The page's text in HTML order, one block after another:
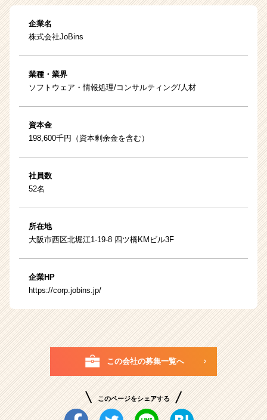
企業名
株式会社JoBins
業種・業界
ソフトウェア・情報処理/コンサルティング/人材
資本金
198,600千円（資本剰余金を含む）
社員数
52名
所在地
大阪市西区北堀江1-19-8 四ツ橋KMビル3F
企業HP
https://corp.jobins.jp/
この会社の募集一覧へ
このページをシェアする